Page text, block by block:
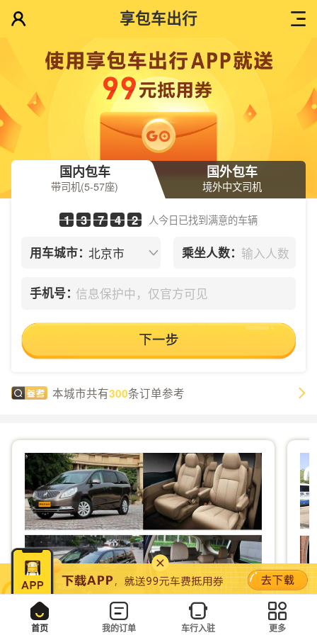
享包车出行
国内包车
带司机(5-57座)
国外包车
境外中文司机
1 3 7 4 2 人今日已找到满意的车辆
用车城市： 乘坐人数：
手机号：
本城市共有300条订单参考
首页 我的订单 车行入驻 更多